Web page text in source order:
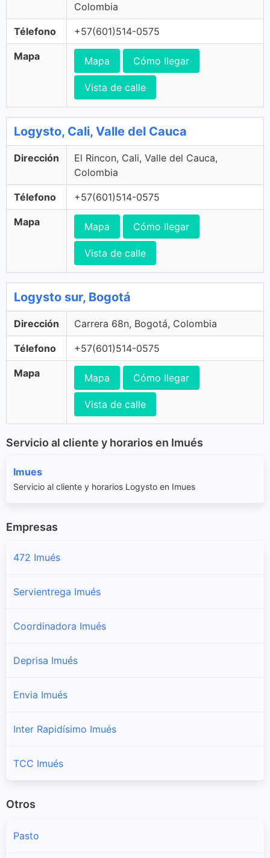
Colombia
Télefono +57(601)514-0575
Mapa Mapa Cómo llegar
Vista de calle
Logysto, Cali, Valle del Cauca
Dirección
El Rincon, Cali, Valle del Cauca,
Colombia
Télefono +57(601)514-0575
Mapa Mapa Cómo llegar
Vista de calle
Logysto sur, Bogotá
Dirección Carrera 68n, Bogotá, Colombia
Télefono +57(601)514-0575
Mapa Mapa Cómo llegar
Vista de calle
Servicio al cliente y horarios en Imués
Imues
Servicio al cliente y horarios Logysto en Imues
Empresas
472 Imués
Servientrega Imués
Coordinadora Imués
Deprisa Imués
Envia Imués
Inter Rapidísimo Imués
TCC Imués
Otros
Pasto